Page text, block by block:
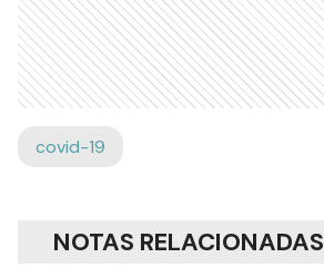
covid-19
NOTAS RELACIONADAS